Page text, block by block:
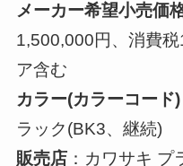
メーカー希望小売価
1,500,000円、消費
ア含む
カラー(カラーコード)
ラック(BK3、継続)
販売店：カワサキ プ